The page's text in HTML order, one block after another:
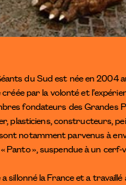
du Sud est née en 2004
créée par la volonté et
fondateurs des Grandes
plasticiens, constructeurs,
notamment parvenus à
Panto », suspendue à un
sillonné la France et a travaillé